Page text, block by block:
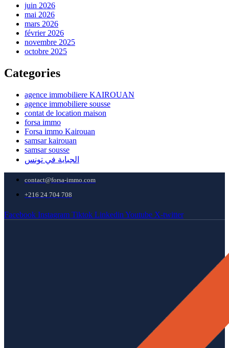
juin 2026
mai 2026
mars 2026
février 2026
novembre 2025
octobre 2025
Categories
agence immobiliere KAIROUAN
agence immobiliere sousse
contat de location maison
forsa immo
Forsa immo Kairouan
samsar kairouan
samsar sousse
الجباية في تونس
contact@forsa-immo.com
+216 24 704 708
Facebook Instagram Tiktok Linkedin Youtube X-twitter